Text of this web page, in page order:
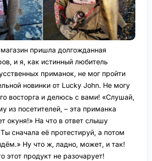
пришла долгожданная
и я, как истинный любитель
приманок, не мог пройти
новинки от Lucky John. Не могу
восторга и делюсь с вами! «Слушай,
из посетителей, – эта приманка
окуня!» На что в ответ слышу
сначала её протестируй, а потом
Ну что ж, ладно, может, и так!
этот продукт не разочарует!